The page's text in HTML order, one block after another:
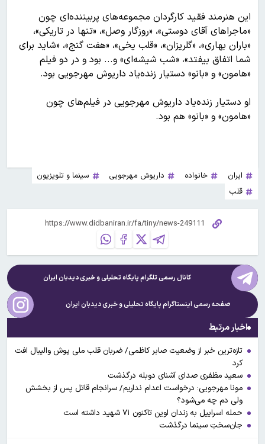
این هنرمند فقید کارگردان مجموعه‌های پربیننده‌ای چون
«ماجراهای آقای دوستی»، «روزگار وصل»، «تنها در تاریکی»،
«باران بهاری»، «گلریزان»، «قلب یخی»، «هفت گنج»، «شاید برای
شما اتفاق بیفتد»، «شب شیشه‌ای» و... بود و در دو فیلم
«هامون» و «بانو» دستیار زنده‌یاد داریوش مهرجویی بود.
او دستیار زنده‌یاد داریوش مهرجویی در فیلم‌های چون
«هامون» و «بانو» هم بود.
ایران خانواده داریوش مهرجویی
سینما و تلویزیون
قلب
کانال رسمی تلگرام پایگاه تحلیلی و خبریدیدبان ایران
صفحه رسمی اینستاگرام پایگاه تحلیلی و خبریدیدبان ایران
اخبار مرتبط
تازه‌ترین خبر از وضعیت صابر کاظمی/ ضربان قلب ملی پوش والیبال افت
کرد
سعید مظفری صدای آشنای دوبله درگذشت
مونا مهرجویی: درخواست اعدام نداریم/ سرانجام قاتل پس از بخشش
ولی دم چه می‌شود؟
حمله اسراییل به زندان اوین تاکنون ۷۱ شهید داشته است
جان‌سختِ سینما درگذشت